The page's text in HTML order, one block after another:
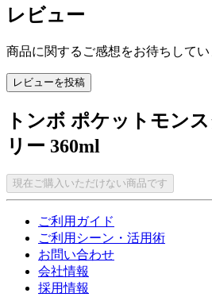
レビュー
商品に関するご感想をお待ちしてい
レビューを投稿
トンボ ポケットモン
リー 360ml
現在ご購入いただけない商品です
ご利用ガイド
ご利用シーン・活用術
お問い合わせ
会社情報
採用情報